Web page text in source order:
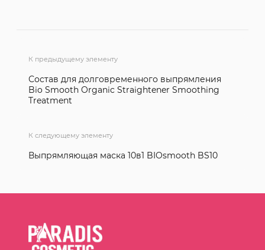
К предыдущему элементу
Состав для долговременного выпрямления
Bio Smooth Organic Straightener Smoothing
Treatment
К следующему элементу
Выпрямляющая маска 10в1 BIOsmooth BS10